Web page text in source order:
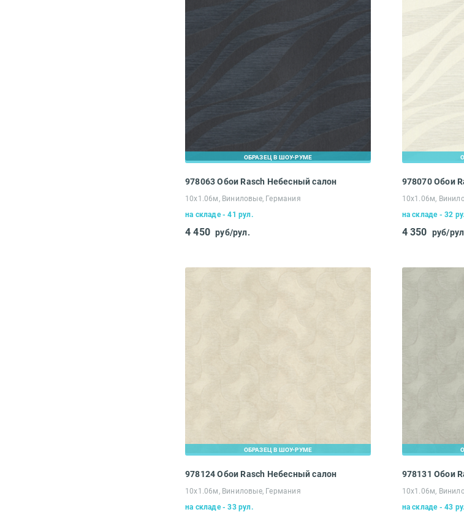
ОБРАЗЕЦ В ШОУ-РУМЕ
978063 Обои Rasch Небесный салон
10х1.06м, Виниловые, Германия
на складе - 41 рул.
4 450 руб/рул.
978070 Обои
10х1.06м,
на складе - 32
4 350 руб/
ОБРАЗЕЦ В ШОУ-РУМЕ
978124 Обои Rasch Небесный салон
10х1.06м, Виниловые, Германия
на складе - 33 рул.
978131 Обои
10х1.06м,
на складе - 43
Вам понравился сайт?*
Ваше имя*